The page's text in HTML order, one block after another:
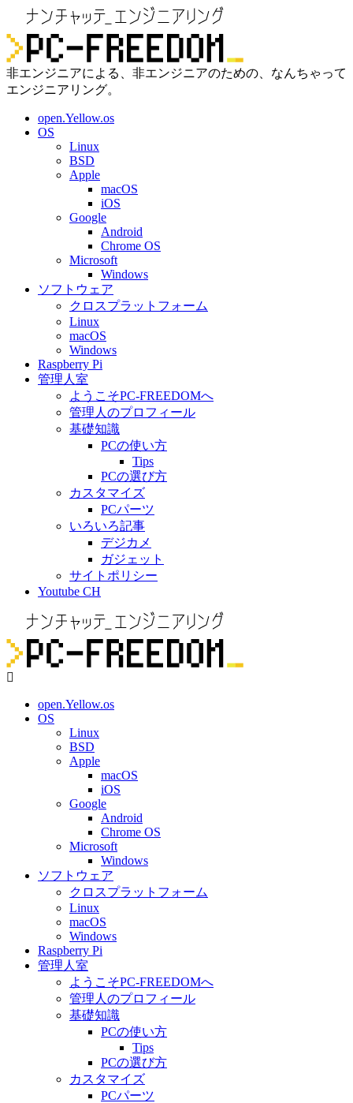
非エンジニアによる、非エンジニアのための、なんちゃって
エンジニアリング。
open.Yellow.os
OS
Linux
BSD
Apple
macOS
iOS
Google
Android
Chrome OS
Microsoft
Windows
ソフトウェア
クロスプラットフォーム
Linux
macOS
Windows
Raspberry Pi
管理人室
ようこそPC-FREEDOMへ
管理人のプロフィール
基礎知識
PCの使い方
Tips
PCの選び方
カスタマイズ
PCパーツ
いろいろ記事
デジカメ
ガジェット
サイトポリシー
Youtube CH
open.Yellow.os
OS
Linux
BSD
Apple
macOS
iOS
Google
Android
Chrome OS
Microsoft
Windows
ソフトウェア
クロスプラットフォーム
Linux
macOS
Windows
Raspberry Pi
管理人室
ようこそPC-FREEDOMへ
管理人のプロフィール
基礎知識
PCの使い方
Tips
PCの選び方
カスタマイズ
PCパーツ